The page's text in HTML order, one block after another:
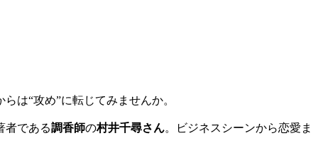
は“攻め”に転じてみませんか。
者である調香師の村井千尋さん。ビジネスシーンから恋愛ま